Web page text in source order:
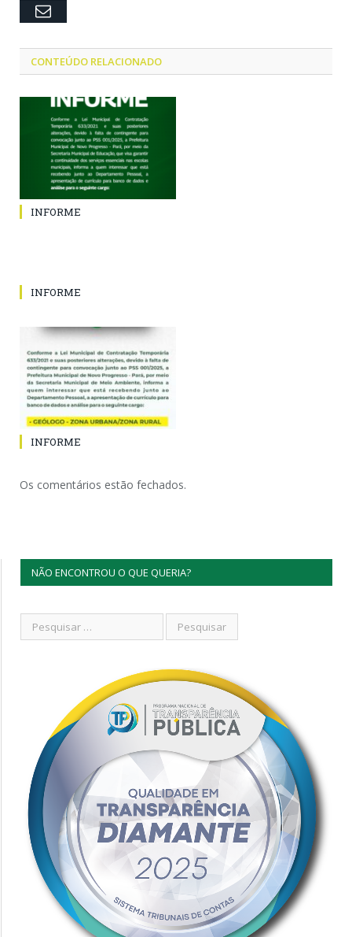
Email
CONTEÚDO RELACIONADO
INFORME
INFORME
INFORME
Os comentários estão fechados.
NÃO ENCONTROU O QUE QUERIA?